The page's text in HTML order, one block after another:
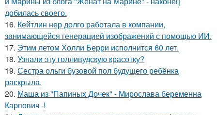
добилась своего.
16. Кейтлин нер долго работала в компании,
занимающейся генерацией изображений с помощью ИИ.
17. Этим летом Холли Берри исполнится 60 лет.
18. Узнали эту голливудскую красотку?
19. Сестра ольги бузовой пол будущего ребёнка
раскрыла.
20. Маша из "Папиных Дочек" - Мирослава беременна
Карпович -!